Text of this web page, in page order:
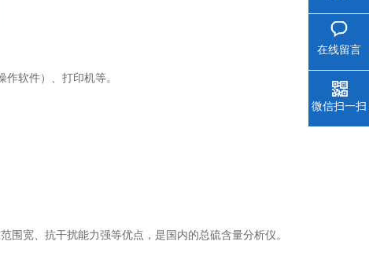
软件）、打印机等。
宽、抗干扰能力强等优点，是国内的总硫含量分析仪。
在线留言
微信扫一扫